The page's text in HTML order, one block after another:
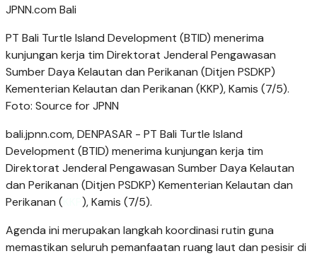
PT Bali Turtle Island Development (BTID) menerima
kunjungan kerja tim Direktorat Jenderal Pengawasan
Sumber Daya Kelautan dan Perikanan (Ditjen PSDKP)
Kementerian Kelautan dan Perikanan (KKP), Kamis (7/5).
Foto: Source for JPNN
bali.jpnn.com, DENPASAR - PT Bali Turtle Island
Development (BTID) menerima kunjungan kerja tim
Direktorat Jenderal Pengawasan Sumber Daya Kelautan
dan Perikanan (Ditjen PSDKP) Kementerian Kelautan dan
Perikanan (
), Kamis (7/5).
Agenda ini merupakan langkah koordinasi rutin guna
memastikan seluruh pemanfaatan ruang laut dan pesisir di